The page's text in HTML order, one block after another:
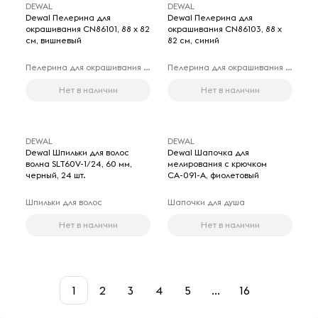
DEWAL
Dewal Пелерина для
окрашивания CN86101, 88 х 82
см, вишневый
Пелерина для окрашивания волос
Нет в наличии
DEWAL
Dewal Пелерина для
окрашивания CN86103, 88 х
82 см, синий
Пелерина для окрашивания волос
Нет в наличии
DEWAL
Dewal Шпильки для волос
волна SLT60V-1/24, 60 мм,
черный, 24 шт.
Шпильки для волос
Нет в наличии
DEWAL
Dewal Шапочка для
мелирования с крючком
СА-091-А, фиолетовый
Шапочки для душа
Нет в наличии
1 2 3 4 5 ... 16